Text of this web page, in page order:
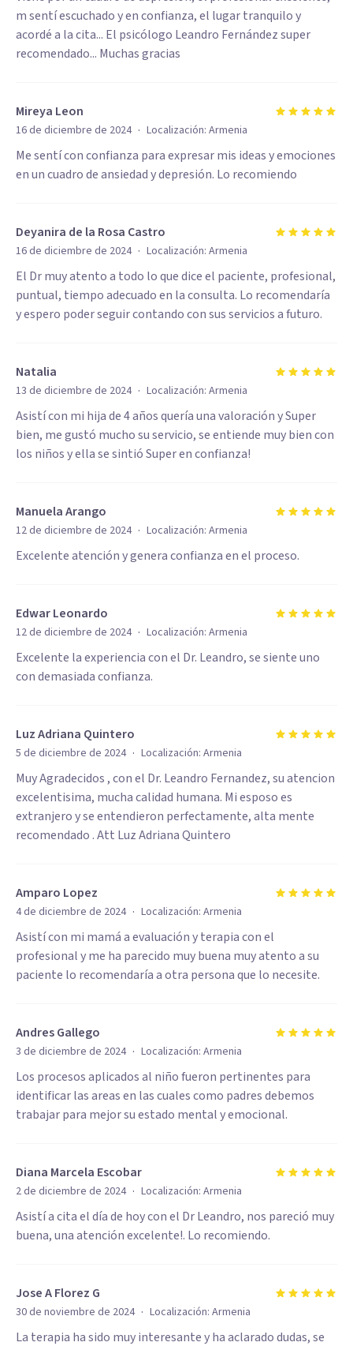
m sentí escuchado y en confianza, el lugar tranquilo y
acordé a la cita... El psicólogo Leandro Fernández super
recomendado... Muchas gracias
Mireya Leon
16 de diciembre de 2024 · Localización: Armenia
Me sentí con confianza para expresar mis ideas y emociones
en un cuadro de ansiedad y depresión. Lo recomiendo
Deyanira de la Rosa Castro
16 de diciembre de 2024 · Localización: Armenia
El Dr muy atento a todo lo que dice el paciente, profesional,
puntual, tiempo adecuado en la consulta. Lo recomendaría
y espero poder seguir contando con sus servicios a futuro.
Natalia
13 de diciembre de 2024 · Localización: Armenia
Asistí con mi hija de 4 años quería una valoración y Super
bien, me gustó mucho su servicio, se entiende muy bien con
los niños y ella se sintió Super en confianza!
Manuela Arango
12 de diciembre de 2024 · Localización: Armenia
Excelente atención y genera confianza en el proceso.
Edwar Leonardo
12 de diciembre de 2024 · Localización: Armenia
Excelente la experiencia con el Dr. Leandro, se siente uno
con demasiada confianza.
Luz Adriana Quintero
5 de diciembre de 2024 · Localización: Armenia
Muy Agradecidos , con el Dr. Leandro Fernandez, su atencion
excelentisima, mucha calidad humana. Mi esposo es
extranjero y se entendieron perfectamente, alta mente
recomendado . Att Luz Adriana Quintero
Amparo Lopez
4 de diciembre de 2024 · Localización: Armenia
Asistí con mi mamá a evaluación y terapia con el
profesional y me ha parecido muy buena muy atento a su
paciente lo recomendaría a otra persona que lo necesite.
Andres Gallego
3 de diciembre de 2024 · Localización: Armenia
Los procesos aplicados al niño fueron pertinentes para
identificar las areas en las cuales como padres debemos
trabajar para mejor su estado mental y emocional.
Diana Marcela Escobar
2 de diciembre de 2024 · Localización: Armenia
Asistí a cita el día de hoy con el Dr Leandro, nos pareció muy
buena, una atención excelente!. Lo recomiendo.
Jose A Florez G
30 de noviembre de 2024 · Localización: Armenia
La terapia ha sido muy interesante y ha aclarado dudas, se